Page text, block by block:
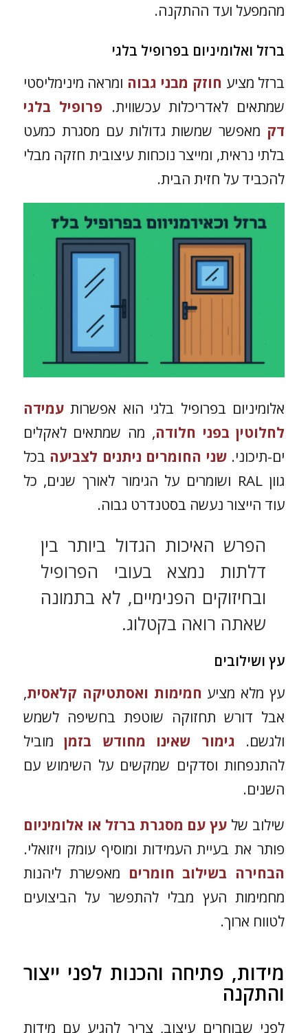
מהמפעל ועד ההתקנה.
ברזל ואלומיניום בפרופיל בלגי
ברזל מציע חוזק מבני גבוה ומראה מינימליסטי
שמתאים לאדריכלות עכשווית. פרופיל בלגי
דק מאפשר שמשות גדולות עם מסגרת כמעט
בלתי נראית, ומייצר נוכחות עיצובית חזקה מבלי
להכביד על חזית הבית.
אלומיניום בפרופיל בלגי הוא אפשרותעמידה
לחלוטין בפני חלודה, מה שמתאים לאקלים
ים-תיכוני.שני החומרים ניתנים לצביעה בכל
גוון RAL ושומרים על הגימור לאורך שנים, כל
עוד הייצור נעשה בסטנדרט גבוה.
הפרש האיכות הגדול ביותר בין
דלתות נמצא בעובי הפרופיל
ובחיזוקים הפנימיים, לא בתמונה
שאתה רואה בקטלוג.
עץ ושילובים
עץ מלא מציע חמימות ואסתטיקה קלאסית,
אבל דורש תחזוקה שוטפת בחשיפה לשמש
ולגשם. גימור שאינו מחודש בזמןמוביל
להתנפחות וסדקים שמקשים על השימוש עם
השנים.
שילוב של עץ עם מסגרת ברזל או אלומיניום
פותר את בעיית העמידות ומוסיף עומק ויזואלי.
הבחירה בשילוב חומרים מאפשרת ליהנות
מחמימות העץ מבלי להתפשר על הביצועים
לטווח ארוך.
מידות, פתיחה והכנות לפני ייצור
והתקנה
לפני שבוחרים עיצוב, צריך להגיע עם מידות